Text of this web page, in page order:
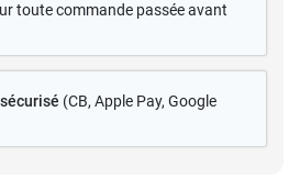
toute commande passée avant
(CB, Apple Pay, Google